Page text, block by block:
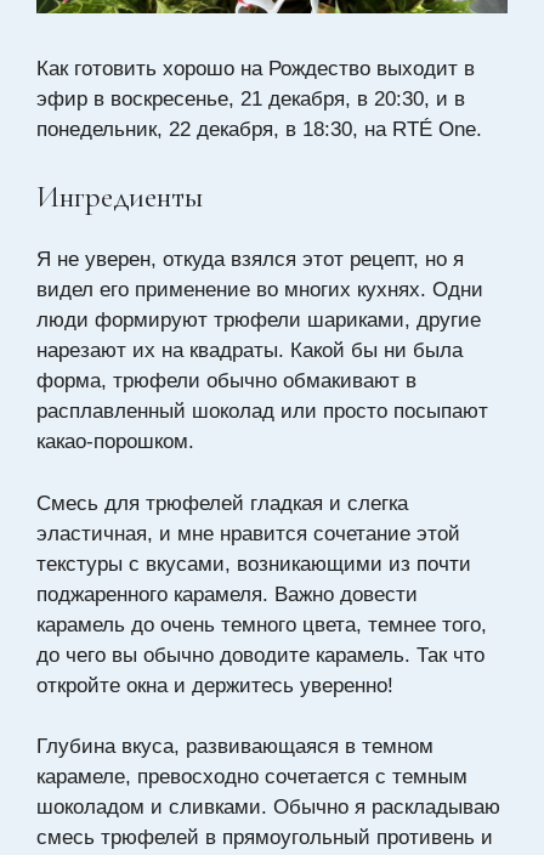
Как готовить хорошо на Рождество выходит в
эфир в воскресенье, 21 декабря, в 20:30, и в
понедельник, 22 декабря, в 18:30, на RTÉ One.
Ингредиенты
Я не уверен, откуда взялся этот рецепт, но я
видел его применение во многих кухнях. Одни
люди формируют трюфели шариками, другие
нарезают их на квадраты. Какой бы ни была
форма, трюфели обычно обмакивают в
расплавленный шоколад или просто посыпают
какао-порошком.
Смесь для трюфелей гладкая и слегка
эластичная, и мне нравится сочетание этой
текстуры с вкусами, возникающими из почти
поджаренного карамеля. Важно довести
карамель до очень темного цвета, темнее того,
до чего вы обычно доводите карамель. Так что
откройте окна и держитесь уверенно!
Глубина вкуса, развивающаяся в темном
карамеле, превосходно сочетается с темным
шоколадом и сливками. Обычно я раскладываю
смесь трюфелей в прямоугольный противень и